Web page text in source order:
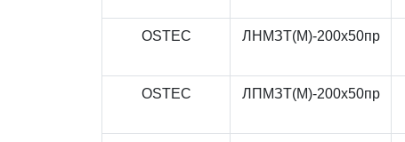
OSTEC ЛНМЗТ(М)-200x50пр
OSTEC ЛПМЗТ(М)-200x50пр